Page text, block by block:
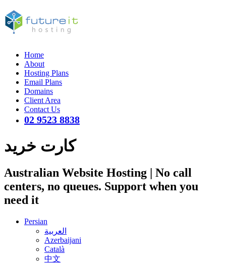
Home
About
Hosting Plans
Email Plans
Domains
Client Area
Contact Us
02 9523 8838
کارت خرید
Australian Website Hosting | No call
centers, no queues. Support when you
need it
Persian
العربية
Azerbaijani
Català
中文